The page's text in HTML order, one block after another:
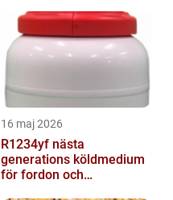
16 maj 2026
R1234yf nästa
generations köldmedium
för fordon och